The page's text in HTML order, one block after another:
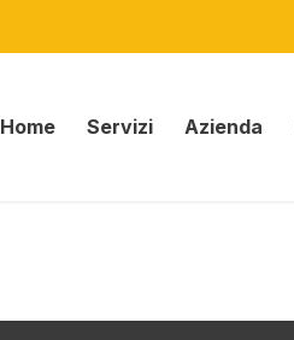
Home Servizi Azienda